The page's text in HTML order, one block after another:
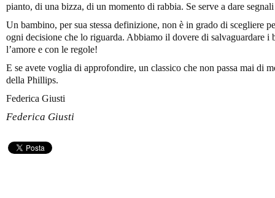
pianto, di una bizza, di un momento di rabbia. Se serve a dare
Un bambino, per sua stessa definizione, non è in grado di scegliere
ogni decisione che lo riguarda. Abbiamo il dovere di salvaguardare i
l’amore e con le regole!
E se avete voglia di approfondire, un classico che non passa mai di
della Phillips.
Federica Giusti
Federica Giusti